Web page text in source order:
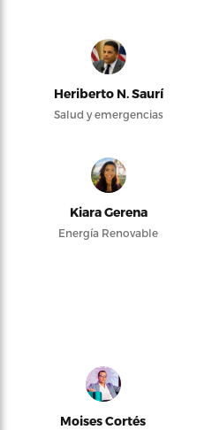
Heriberto N. Saurí
Salud y emergencias
Kiara Gerena
Energía Renovable
Moises Cortés